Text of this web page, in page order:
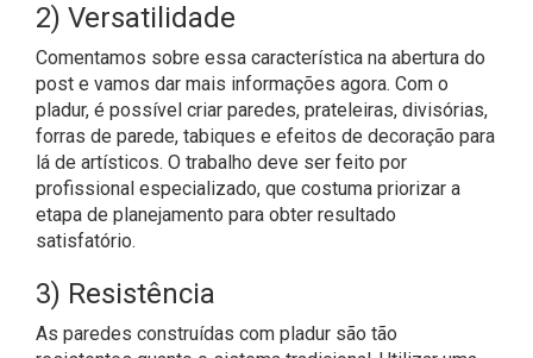
2) Versatilidade
Comentamos sobre essa característica na abertura do
post e vamos dar mais informações agora. Com o
pladur, é possível criar paredes, prateleiras, divisórias,
forras de parede, tabiques e efeitos de decoração para
lá de artísticos. O trabalho deve ser feito por
profissional especializado, que costuma priorizar a
etapa de planejamento para obter resultado
satisfatório.
3) Resistência
As paredes construídas com pladur são tão